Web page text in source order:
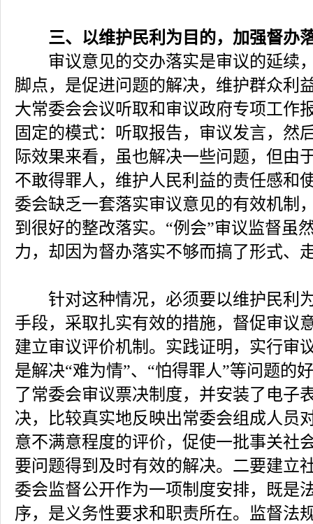
三、以维护民利为目的，加强督办
审议意见的交办落实是审议的延续
脚点，是促进问题的解决，维护群众利
大常委会会议听取和审议政府专项工作
固定的模式：听取报告，审议发言，然
际效果来看，虽也解决一些问题，但由
不敢得罪人，维护人民利益的责任感和
委会缺乏一套落实审议意见的有效机制
到很好的整改落实。“例会”审议监督虽
力，却因为督办落实不够而搞了形式、
针对这种情况，必须要以维护民利
手段，采取扎实有效的措施，督促审议
建立审议评价机制。实践证明，实行审
是解决“难为情”、“怕得罪人”等问题的
了常委会审议票决制度，并安装了电子
决，比较真实地反映出常委会组成人员
意不满意程度的评价，促使一批事关社
要问题得到及时有效的解决。二要建立
委会监督公开作为一项制度安排，既是
序，是义务性要求和职责所在。监督法